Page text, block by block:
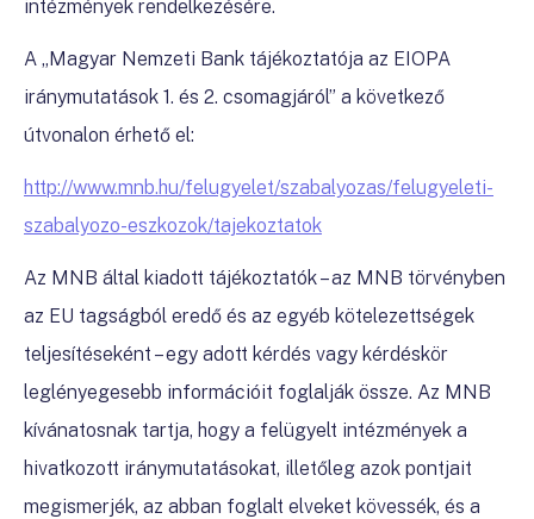
intézmények rendelkezésére.
A „Magyar Nemzeti Bank tájékoztatója az EIOPA
iránymutatások 1. és 2. csomagjáról” a következő
útvonalon érhető el:
http://www.mnb.hu/felugyelet/szabalyozas/felugyeleti-
szabalyozo-eszkozok/tajekoztatok
Az MNB által kiadott tájékoztatók – az MNB törvényben
az EU tagságból eredő és az egyéb kötelezettségek
teljesítéseként – egy adott kérdés vagy kérdéskör
leglényegesebb információit foglalják össze. Az MNB
kívánatosnak tartja, hogy a felügyelt intézmények a
hivatkozott iránymutatásokat, illetőleg azok pontjait
megismerjék, az abban foglalt elveket kövessék, és a